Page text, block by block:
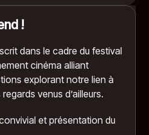
!
dans le cadre du festival
cinéma alliant
explorant notre lien à
venus d’ailleurs.
et présentation du